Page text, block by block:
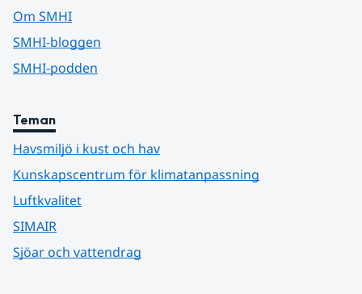
Om SMHI
SMHI-bloggen
SMHI-podden
Teman
Havsmiljö i kust och hav
Kunskapscentrum för klimatanpassning
Luftkvalitet
SIMAIR
Sjöar och vattendrag